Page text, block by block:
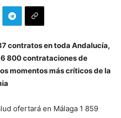
contratos en toda Andalucía,
800 contrataciones de
momentos más críticos de la
ofertará en Málaga 1 859